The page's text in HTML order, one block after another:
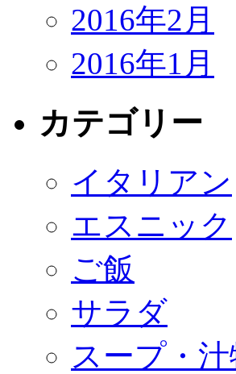
2016年2月
2016年1月
カテゴリー
イタリアン
エスニック
ご飯
サラダ
スープ・汁